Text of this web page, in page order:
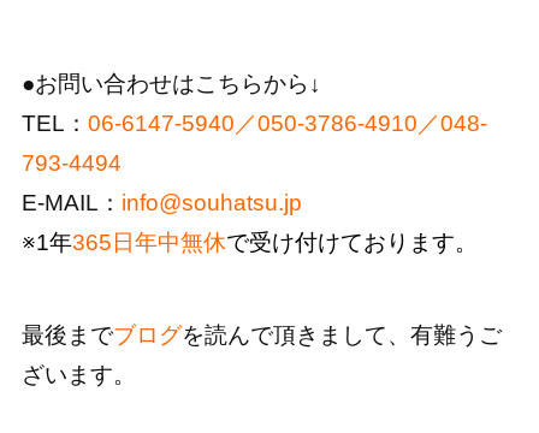
●お問い合わせはこちらから↓
TEL： 06-6147-5940／050-3786-4910／048-
793-4494
E-MAIL： info@souhatsu.jp
※1年365日年中無休で受け付けております。
最後までブログを読んで頂きまして、有難うご
ざいます。